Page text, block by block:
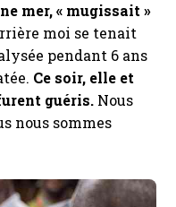
mer, « mugissait »
moi se tenait
pendant 6 ans
Ce soir, elle et
guéris. Nous
nous sommes